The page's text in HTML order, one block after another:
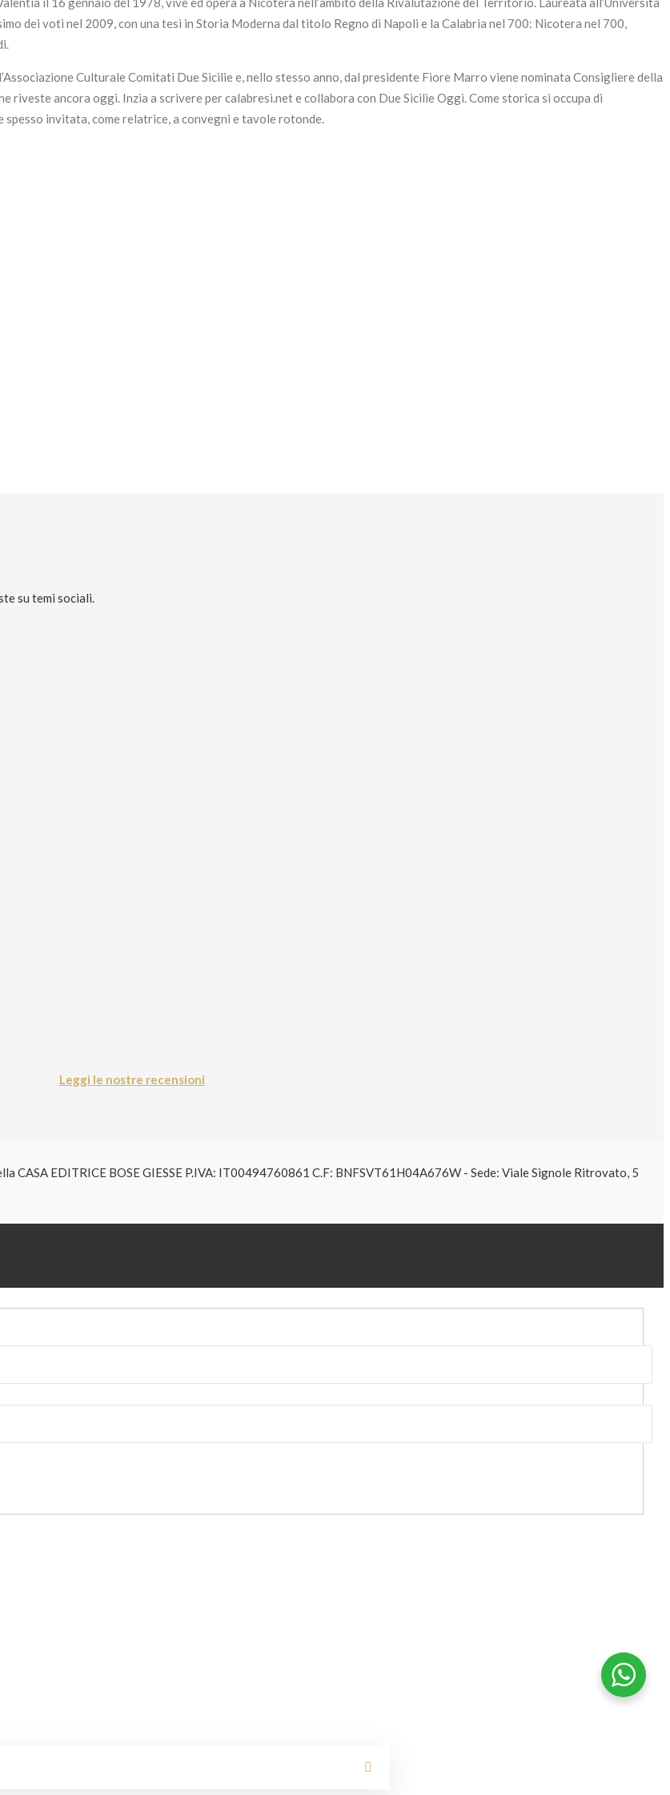
dei voti nel 2009, con una tesi in Storia Moderna dal titolo Regno di Napoli e la Calabria nel 700: Nicotera nel 700,
Culturale Comitati Due Sicilie e, nello stesso anno, dal presidente Fiore Marro viene nominata Consigliere della
riveste ancora oggi. Inzia a scrivere per calabresi.net e collabora con Due Sicilie Oggi. Come storica si occupa di
invitata, come relatrice, a convegni e tavole rotonde.
su temi sociali.
Leggi le nostre recensioni
EDITRICE BOSE GIESSE P.IVA: IT00494760861 C.F: BNFSVT61H04A676W - Sede: Viale Signole Ritrovato, 5